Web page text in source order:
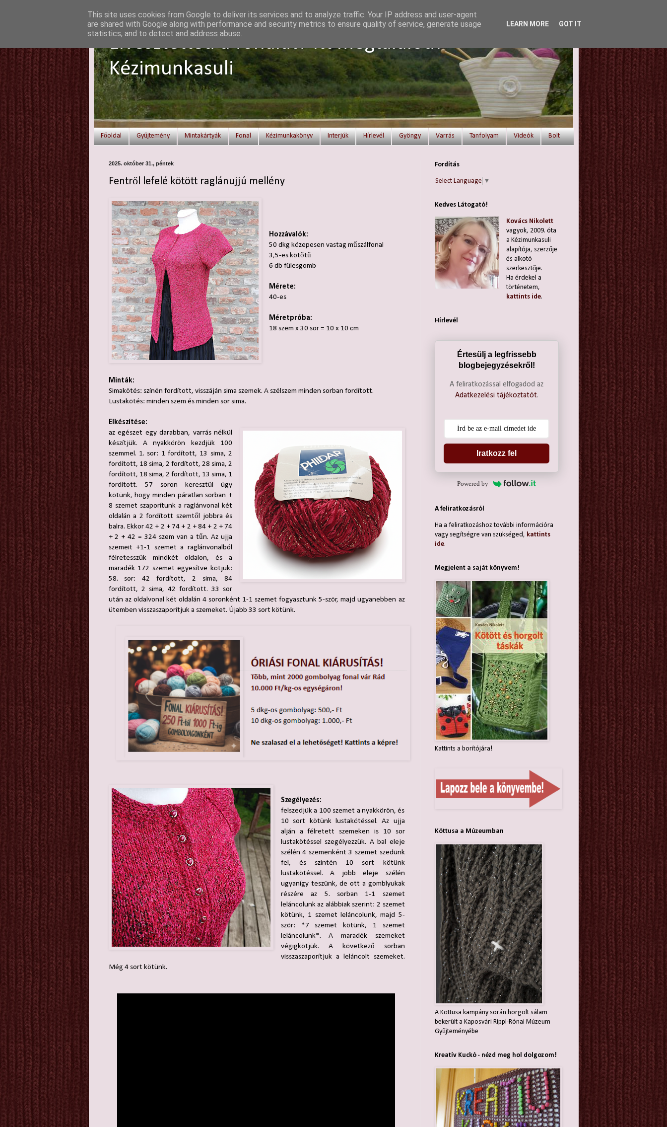
Elvesztetted a fonalat? Itt megtalálod!
Kézimunkasuli
Főoldal Gyűjtemény Mintakártyák Fonal Kézimunkakönyv Interjúk Hírlevél Gyöngy Varrás Tanfolyam Videók Bolt
2025. október 31., péntek
Fentről lefelé kötött raglánujjú mellény
Hozzávalók:
50 dkg közepesen vastag műszálfonal
3,5-es kötőtű
6 db fülesgomb
Mérete:
40-es
Méretpróba:
18 szem x 30 sor = 10 x 10 cm
Minták:
Simakötés: színén fordított, visszáján sima szemek. A szélszem minden sorban fordított.
Lustakötés: minden szem és minden sor sima.
Elkészítése:
az egészet egy darabban, varrás nélkül
készítjük. A nyakkörön kezdjük 100
szemmel. 1. sor: 1 fordított, 13 sima, 2
fordított, 18 sima, 2 fordított, 28 sima, 2
fordított, 18 sima, 2 fordított, 13 sima, 1
fordított. 57 soron keresztül úgy
kötünk, hogy minden páratlan sorban +
8 szemet szaporítunk a raglánvonal két
oldalán a 2 fordított szemtől jobbra és
balra. Ekkor 42 + 2 + 74 + 2 + 84 + 2 + 74
+ 2 + 42 = 324 szem van a tűn. Az ujja
szemeit +1-1 szemet a raglánvonalból
félretesszük mindkét oldalon, és a
maradék 172 szemet egyesítve kötjük:
58. sor: 42 fordított, 2 sima, 84
fordított, 2 sima, 42 fordított. 33 sor
után az oldalvonal két oldalán 4 soronként 1-1 szemet fogyasztunk 5-ször, majd ugyanebben az
ütemben visszaszaporítjuk a szemeket. Újabb 33 sort kötünk.
Szegélyezés:
felszedjük a 100 szemet a nyakkörön, és
10 sort kötünk lustakötéssel. Az ujja
alján a félretett szemeken is 10 sor
lustakötéssel szegélyezzük. A bal eleje
szélén 4 szemenként 3 szemet szedünk
fel, és szintén 10 sort kötünk
lustakötéssel. A jobb eleje szélén
ugyanígy teszünk, de ott a gomblyukak
részére az 5. sorban 1-1 szemet
leláncolunk az alábbiak szerint: 2 szemet
kötünk, 1 szemet leláncolunk, majd 5-
ször: *7 szemet kötünk, 1 szemet
leláncolunk*. A maradék szemeket
végigkötjük. A következő sorban
visszaszaporítjuk a leláncolt szemeket.
Még 4 sort kötünk.
Fordítás
Select Language ▼
Kedves Látogató!
Kovács Nikolett
vagyok, 2009. óta
a Kézimunkasuli
alapítója, szerzője
és alkotó
szerkesztője.
Ha érdekel a
történetem,
kattints ide.
Hírlevél
Értesülj a legfrissebb
blogbejegyzésekről!
A feliratkozással elfogadod az
Adatkezelési tájékoztatót.
Iratkozz fel
Powered by
A feliratkozásról
Ha a feliratkozáshoz további információra
vagy segítségre van szükséged, kattints
ide.
Megjelent a saját könyvem!
Kattints a borítójára!
Köttusa a Múzeumban
A Köttusa kampány során horgolt sálam
bekerült a Kaposvári Rippl-Rónai Múzeum
Gyűjteményébe
Kreatív Kuckó - nézd meg hol dolgozom!
This site uses cookies from Google to deliver its services and to analyze traffic. Your IP address and user-agent
are shared with Google along with performance and security metrics to ensure quality of service, generate usage
statistics, and to detect and address abuse.
LEARN MORE GOT IT